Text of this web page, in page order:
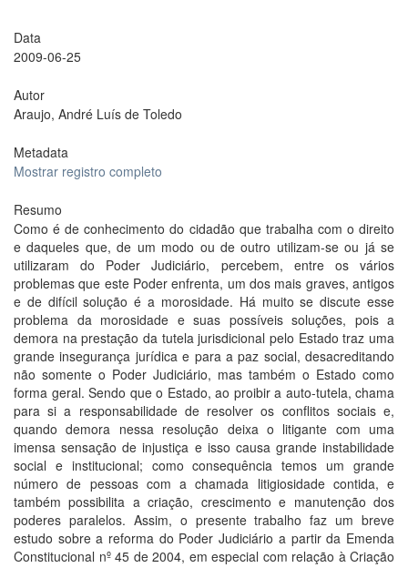
Data
2009-06-25
Autor
Araujo, André Luís de Toledo
Metadata
Mostrar registro completo
Resumo
Como é de conhecimento do cidadão que trabalha com o direito
e daqueles que, de um modo ou de outro utilizam-se ou já se
utilizaram do Poder Judiciário, percebem, entre os vários
problemas que este Poder enfrenta, um dos mais graves, antigos
e de difícil solução é a morosidade. Há muito se discute esse
problema da morosidade e suas possíveis soluções, pois a
demora na prestação da tutela jurisdicional pelo Estado traz uma
grande insegurança jurídica e para a paz social, desacreditando
não somente o Poder Judiciário, mas também o Estado como
forma geral. Sendo que o Estado, ao proibir a auto-tutela, chama
para si a responsabilidade de resolver os conflitos sociais e,
quando demora nessa resolução deixa o litigante com uma
imensa sensação de injustiça e isso causa grande instabilidade
social e institucional; como consequência temos um grande
número de pessoas com a chamada litigiosidade contida, e
também possibilita a criação, crescimento e manutenção dos
poderes paralelos. Assim, o presente trabalho faz um breve
estudo sobre a reforma do Poder Judiciário a partir da Emenda
Constitucional nº 45 de 2004, em especial com relação à Criação